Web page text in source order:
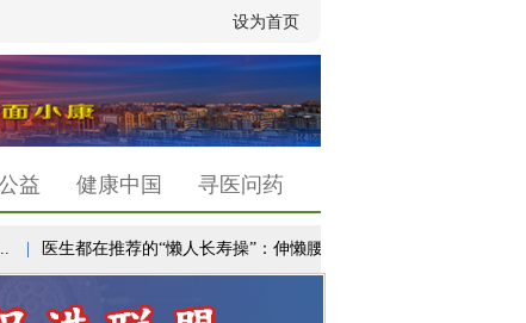
设为首页
益 健康中国 寻医问药
| 医生都在推荐的“懒人长寿操”：伸懒腰+踮...